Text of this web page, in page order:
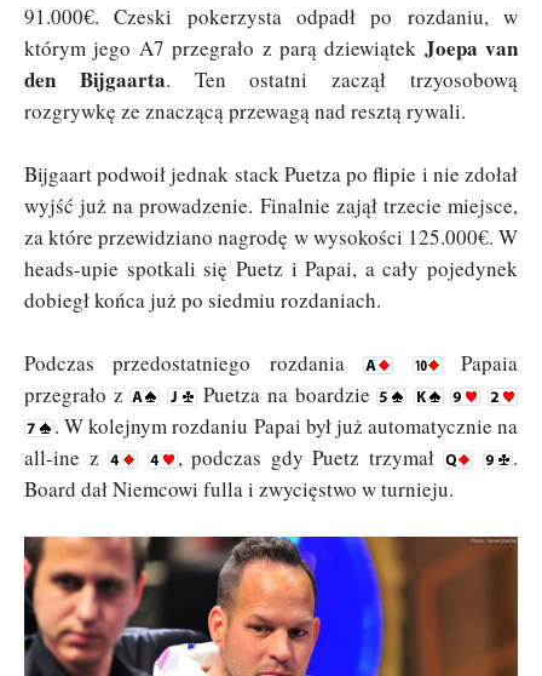
91.000€. Czeski pokerzysta odpadł po rozdaniu, w
którym jego A7 przegrało z parą dziewiątek Joepa van
den Bijgaarta. Ten ostatni zaczął trzyosobową
rozgrywkę ze znaczącą przewagą nad resztą rywali.
Bijgaart podwoił jednak stack Puetza po flipie i nie zdołał
wyjść już na prowadzenie. Finalnie zajął trzecie miejsce,
za które przewidziano nagrodę w wysokości 125.000€. W
heads-upie spotkali się Puetz i Papai, a cały pojedynek
dobiegł końca już po siedmiu rozdaniach.
Podczas przedostatniego rozdania
Papaia
przegrało z
Puetza na boardzie
. W kolejnym rozdaniu Papai był już automatycznie na
all-ine z
, podczas gdy Puetz trzymał
.
Board dał Niemcowi fulla i zwycięstwo w turnieju.